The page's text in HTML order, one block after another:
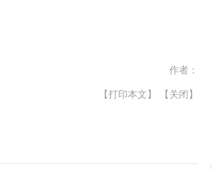
作者：
【打印本文】 【关闭】